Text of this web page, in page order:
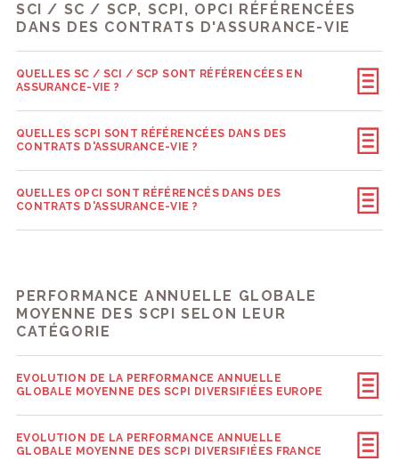
SCI / SC / SCP, SCPI, OPCI RÉFÉRENCÉES
DANS DES CONTRATS D'ASSURANCE-VIE
QUELLES SC / SCI / SCP SONT RÉFÉRENCÉES EN
ASSURANCE-VIE ?
QUELLES SCPI SONT RÉFÉRENCÉES DANS DES
CONTRATS D'ASSURANCE-VIE ?
QUELLES OPCI SONT RÉFÉRENCÉS DANS DES
CONTRATS D'ASSURANCE-VIE ?
PERFORMANCE ANNUELLE GLOBALE
MOYENNE DES SCPI SELON LEUR
CATÉGORIE
EVOLUTION DE LA PERFORMANCE ANNUELLE
GLOBALE MOYENNE DES SCPI DIVERSIFIÉES EUROPE
EVOLUTION DE LA PERFORMANCE ANNUELLE
GLOBALE MOYENNE DES SCPI DIVERSIFIÉES FRANCE